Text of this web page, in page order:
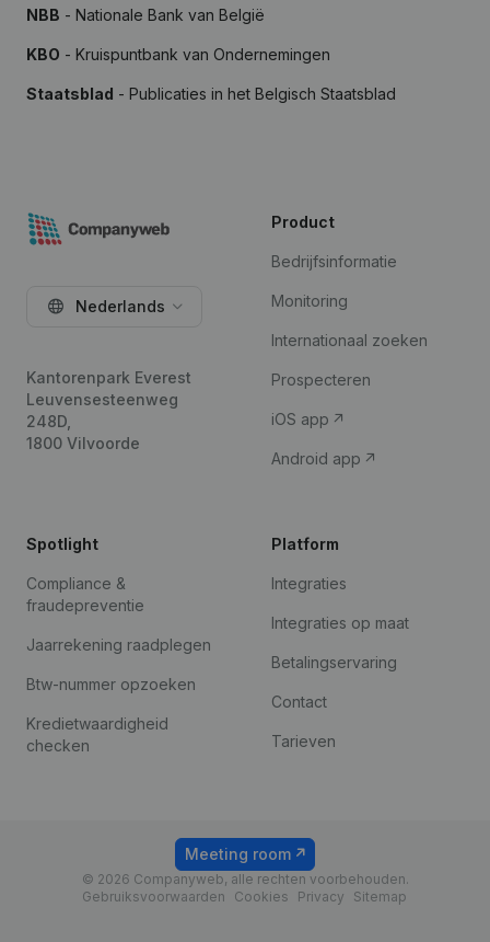
NBB - Nationale Bank van België
KBO - Kruispuntbank van Ondernemingen
Staatsblad - Publicaties in het Belgisch Staatsblad
Nederlands
Kantorenpark Everest
Leuvensesteenweg
248D,
1800 Vilvoorde
Product
Bedrijfsinformatie
Monitoring
Internationaal zoeken
Prospecteren
iOS app
Android app
Spotlight
Compliance &
fraudepreventie
Jaarrekening raadplegen
Btw-nummer opzoeken
Kredietwaardigheid
checken
Platform
Integraties
Integraties op maat
Betalingservaring
Contact
Tarieven
© 2026 Companyweb, alle rechten voorbehouden.
Gebruiksvoorwaarden
Cookies Privacy Sitemap
Meeting room